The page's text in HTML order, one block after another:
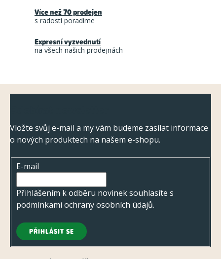
r
v
y
v
p
i
s
Více než 70 prodejen
s radostí poradíme
Expresní vyzvednutí
na všech našich prodejnách
Vložte svůj e-mail a my vám budeme zasílat informace
o nových produktech na našem e-shopu.
E-mail
Přihlášením k odběru novinek souhlasíte s
podmínkami ochrany osobních údajů.
PŘIHLÁSIT SE